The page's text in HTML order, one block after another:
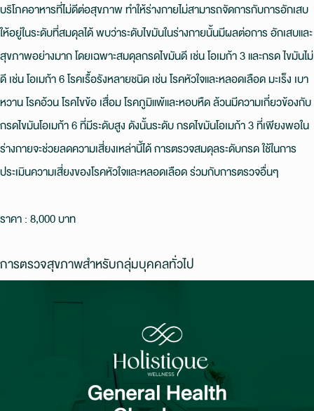
บริโภคอาหารที่ไม่ดีต่อสุขภาพ ทําให้ร่างกายไม่สามารถจัดการกับการอักเสบ
ให้อยู่ในระดับที่สมดุลได้ พบว่าระดับไขมันในร่างกายนั้นมีผลต่อการ อักเสบและ
สุขภาพอย่างมาก โดยเฉพาะสมดุลกรดไขมันดี เช่น โอเมก้า 3 และกรด ไขมันไม่
ดี เช่น โอเมก้า 6 โรคเรื้อรังหลายชนิด เช่น โรคหัวใจและหลอดเลือด มะเร็ง เบา
หวาน โรคอ้วน โรคไขข้อ เสื่อม โรคภูมิแพ้และหอบหืด ล้วนมีความเกี่ยวข้องกับ
กรดไขมันโอเมก้า 6 ที่มีระดับสูง ดังนั้นระดับ กรดไขมันโอเมก้า 3 ที่เพียงพอใน
ร่างกายจะช่วยลดความเสี่ยงเหล่านี้ได้ การตรวจสมดุลระดับกรด ใช้ในการ
ประเมินความเสี่ยงของโรคหัวใจและหลอดเลือด ร่วมกับการตรวจอื่นๆ
ราคา : 8,000 บาท
การตรวจสุขภาพสำหรับกลุ่มบุคคลทั่วไป